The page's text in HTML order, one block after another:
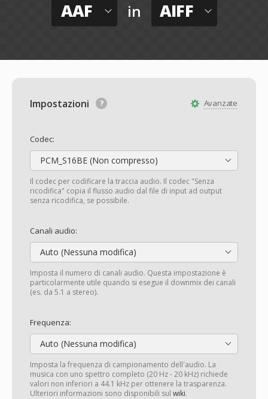
AAF in AIFF
Avanzate
Impostazioni
Codec:
PCM_S16BE (Non compresso)
Il codec per codificare la traccia audio. Il codec "Senza
ricodifica" copia il flusso audio dal file di input ad output
senza ricodifica, se possibile.
Canali audio:
Auto (Nessuna modifica)
Imposta il numero di canali audio. Questa impostazione è
particolarmente utile quando si esegue il downmix dei canali
(es. da 5.1 a stereo).
Frequenza:
Auto (Nessuna modifica)
Imposta la frequenza di campionamento dell'audio. La
musica con uno spettro completo (20 Hz - 20 kHz) richiede
valori non inferiori a 44.1 kHz per ottenere la trasparenza.
Ulteriori informazioni sono disponibili sul wiki.